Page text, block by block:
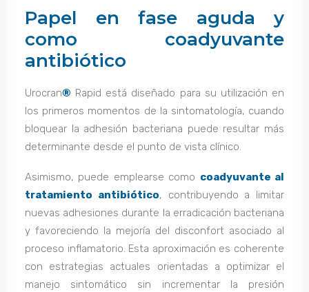
Papel en fase aguda y
como coadyuvante
antibiótico
Urocran® Rapid está diseñado para su utilización en
los primeros momentos de la sintomatología, cuando
bloquear la adhesión bacteriana puede resultar más
determinante desde el punto de vista clínico.
Asimismo, puede emplearse como coadyuvante al
tratamiento antibiótico, contribuyendo a limitar
nuevas adhesiones durante la erradicación bacteriana
y favoreciendo la mejoría del disconfort asociado al
proceso inflamatorio. Esta aproximación es coherente
con estrategias actuales orientadas a optimizar el
manejo sintomático sin incrementar la presión